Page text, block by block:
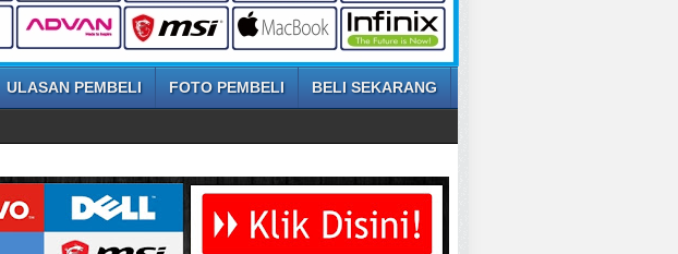
ULASAN PEMBELI FOTO PEMBELI BELI SEKARANG